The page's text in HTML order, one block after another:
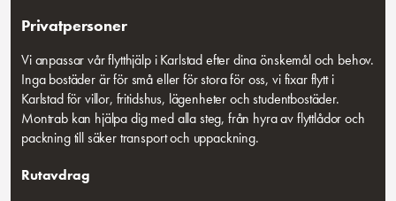
Privatpersoner
Vi anpassar vår flytthjälp i Karlstad efter dina önskemål och behov.
Inga bostäder är för små eller för stora för oss, vi fixar flytt i
Karlstad för villor, fritidshus, lägenheter och studentbostäder.
Montrab kan hjälpa dig med alla steg, från hyra av flyttlådor och
packning till säker transport och uppackning.
Rutavdrag